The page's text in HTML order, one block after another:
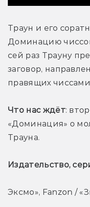
Траун и его
Доминацию
сей раз Трауну
заговор,
правящих
Что нас ждёт:
«Доминация» о
Трауна.
Издательство,
Эксмо», Fanzon /